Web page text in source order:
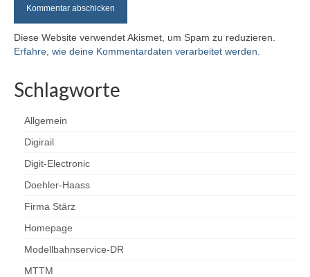
Modellbahn
Flügelsignale (Formsignale) 3D-Druck H0
Roco BR 132 / BR 232 mit Plux22
Austauschplatine, ESU Loksound 5 und Zimo
GoldCap
Piko VT4.12 / BR173 in Epoche V/VI-DB-
Diese Website verwendet Akismet, um Spam zu reduzieren.
Erfahre, wie deine Kommentardaten verarbeitet werden.
Schlagworte
Allgemein
Digirail
Digit-Electronic
Doehler-Haass
Firma Stärz
Homepage
Modellbahnservice-DR
MTTM